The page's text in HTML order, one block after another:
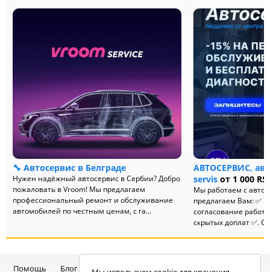
🔧 Автосервис в Белграде
Нужен надёжный автосервис в Сербии? Добро
пожаловать в Vroom! Мы предлагаем
профессиональный ремонт и обслуживание
автомобилей по честным ценам, с га...
АВТОСЕРВИС,
servisот 1 000
Мы работаем с
предлагаем Вам: ✅
согласование работ
скрытых доплат ✅.
Помощь Блог Telegram-канал Чат